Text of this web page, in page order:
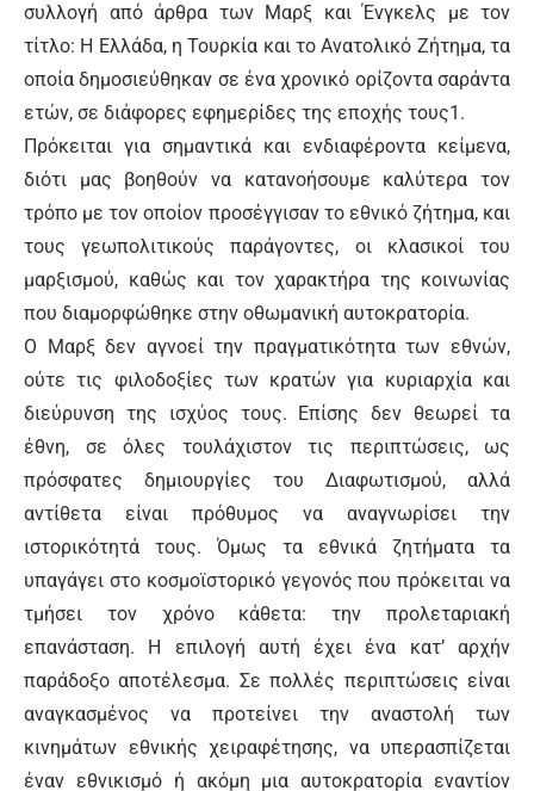
συλλογή από άρθρα των Μαρξ και Ένγκελς με τον
τίτλο: Η Ελλάδα, η Τουρκία και το Ανατολικό Ζήτημα, τα
οποία δημοσιεύθηκαν σε ένα χρονικό ορίζοντα σαράντα
ετών, σε διάφορες εφημερίδες της εποχής τους1.
Πρόκειται για σημαντικά και ενδιαφέροντα κείμενα,
διότι μας βοηθούν να κατανοήσουμε καλύτερα τον
τρόπο με τον οποίον προσέγγισαν το εθνικό ζήτημα, και
τους γεωπολιτικούς παράγοντες, οι κλασικοί του
μαρξισμού, καθώς και τον χαρακτήρα της κοινωνίας
που διαμορφώθηκε στην οθωμανική αυτοκρατορία.
Ο Μαρξ δεν αγνοεί την πραγματικότητα των εθνών,
ούτε τις φιλοδοξίες των κρατών για κυριαρχία και
διεύρυνση της ισχύος τους. Επίσης δεν θεωρεί τα
έθνη, σε όλες τουλάχιστον τις περιπτώσεις, ως
πρόσφατες δημιουργίες του Διαφωτισμού, αλλά
αντίθετα είναι πρόθυμος να αναγνωρίσει την
ιστορικότητά τους. Όμως τα εθνικά ζητήματα τα
υπαγάγει στο κοσμοϊστορικό γεγονός που πρόκειται να
τμήσει τον χρόνο κάθετα: την προλεταριακή
επανάσταση. Η επιλογή αυτή έχει ένα κατ’ αρχήν
παράδοξο αποτέλεσμα. Σε πολλές περιπτώσεις είναι
αναγκασμένος να προτείνει την αναστολή των
κινημάτων εθνικής χειραφέτησης, να υπερασπίζεται
έναν εθνικισμό ή ακόμη μια αυτοκρατορία εναντίον